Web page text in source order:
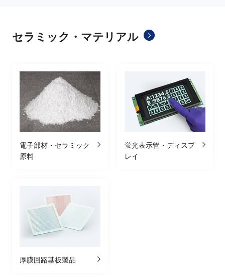
セラミック・マテリアル
電子部材・セラミック
原料
蛍光表示管・ディスプ
レイ
厚膜回路基板製品